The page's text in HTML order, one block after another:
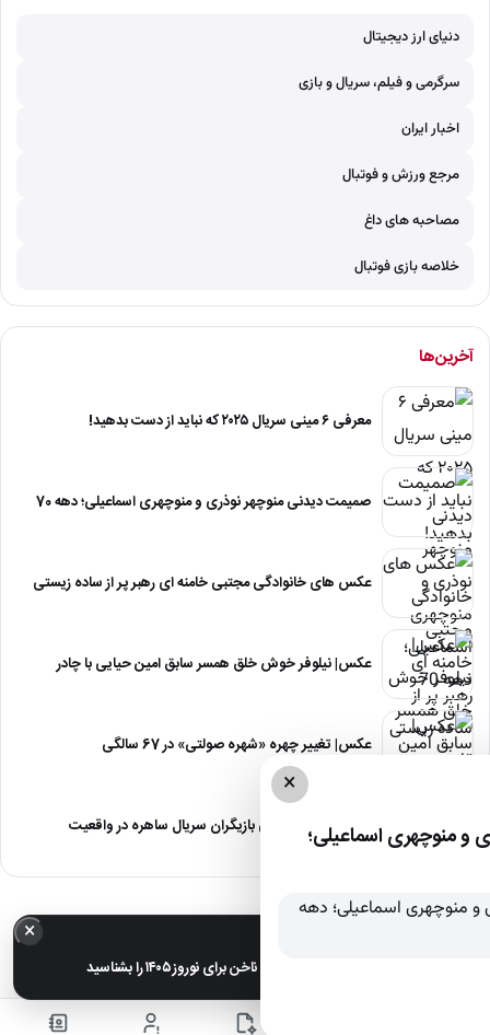
دنیای ارز دیجیتال
سرگرمی و فیلم، سریال و بازی
اخبار ایران
مرجع ورزش و فوتبال
مصاحبه های داغ
خلاصه بازی فوتبال
آخرین‌ها
معرفی ۶ مینی سریال ۲۰۲۵ که نباید از دست بدهید!
صمیمت دیدنی منوچهر نوذری و منوچهری اسماعیلی؛ دهه 70
عکس های خانوادگی مجتبی خامنه ای رهبر پر از ساده زیستی
عکس| نیلوفر خوش خلق همسر سابق امین حیایی با چادر
عکس| تغییر چهره «شهره صولتی» در 67 سالگی
عکس| آلبوم عروسی بازیگران سریال ساهره در واقعیت
×
منوچهری اسماعیلی؛
×
عکس| ترندترین طرح‌های ناخن برای نوروز ۱۴۰۵ را بشناسید